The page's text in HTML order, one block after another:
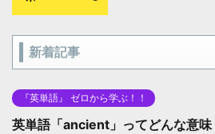
新着記事
『英単語』 ゼロから学ぶ！！
英単語「ancient」ってどんな意味